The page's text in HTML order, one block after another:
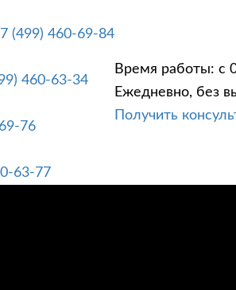
(499) 460-69-84
460-63-34
76
63-77
Время работы: с
Ежедневно, без
Получить